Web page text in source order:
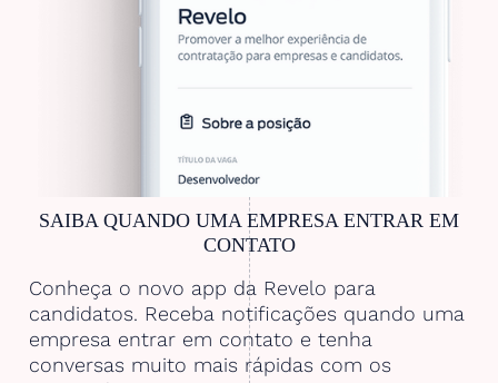
SAIBA QUANDO UMA EMPRESA ENTRAR EM
CONTATO
Conheça o novo app da Revelo para
candidatos. Receba notificações quando uma
empresa entrar em contato e tenha
conversas muito mais rápidas com os